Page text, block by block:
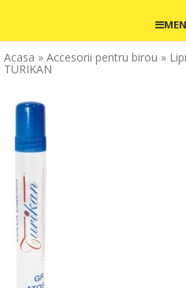
Acasa » Accesorii pentru birou »
TURIKAN